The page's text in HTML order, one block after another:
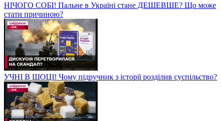
НІЧОГО СОБІ! Пальне в Україні стане ДЕШЕВШЕ? Що може
стати причиною?
УЧНІ В ШОЦІ! Чому підручник з історії розділив суспільство?